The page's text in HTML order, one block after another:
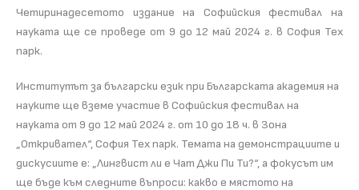
Четиринадесетото издание на Софийския фестивал на
науката ще се проведе от 9 до 12 май 2024 г. в София Тех
парк.
Институтът за български език при Българската академия на
науките ще вземе участие в Софийския фестивал на
науката от 9 до 12 май 2024 г. от 10 до 18 ч. в Зона
„Откривател“, София Тех парк. Темата на демонстрациите и
дискусиите е: „Лингвист ли е Чат Джи Пи Ти?“, а фокусът им
ще бъде към следните въпроси: какво е мястото на